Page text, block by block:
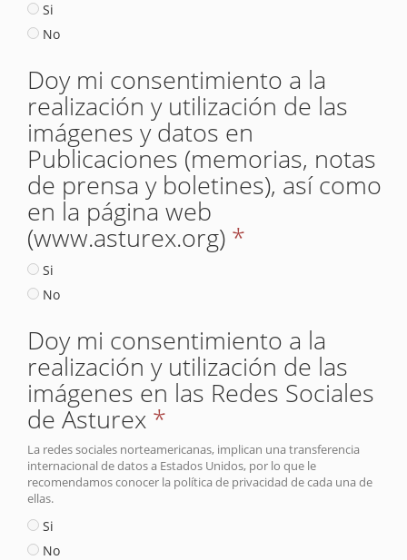
Si
No
Doy mi consentimiento a la
realización y utilización de las
imágenes y datos en
Publicaciones (memorias, notas
de prensa y boletines), así como
en la página web
(www.asturex.org) *
Si
No
Doy mi consentimiento a la
realización y utilización de las
imágenes en las Redes Sociales
de Asturex *
La redes sociales norteamericanas, implican una transferencia
internacional de datos a Estados Unidos, por lo que le
recomendamos conocer la política de privacidad de cada una de
ellas.
Si
No